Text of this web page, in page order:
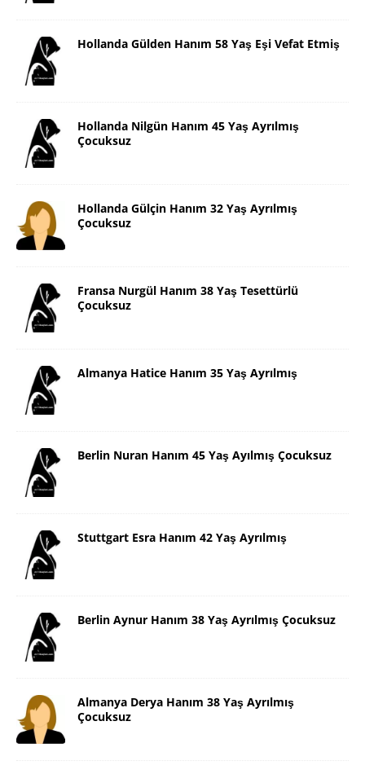
Hollanda Gülden Hanım 58 Yaş Eşi Vefat Etmiş
Hollanda Nilgün Hanım 45 Yaş Ayrılmış
Çocuksuz
Hollanda Gülçin Hanım 32 Yaş Ayrılmış
Çocuksuz
Fransa Nurgül Hanım 38 Yaş Tesettürlü
Çocuksuz
Almanya Hatice Hanım 35 Yaş Ayrılmış
Berlin Nuran Hanım 45 Yaş Ayılmış Çocuksuz
Stuttgart Esra Hanım 42 Yaş Ayrılmış
Berlin Aynur Hanım 38 Yaş Ayrılmış Çocuksuz
Almanya Derya Hanım 38 Yaş Ayrılmış
Çocuksuz